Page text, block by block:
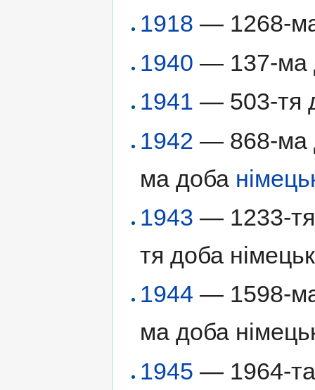
1918 — 1268-ма
1940 — 137-ма
1941 — 503-тя
1942 — 868-ма
ма доба
1943 — 1233-тя
тя доба
1944 — 1598-ма
ма доба
1945 — 1964-та